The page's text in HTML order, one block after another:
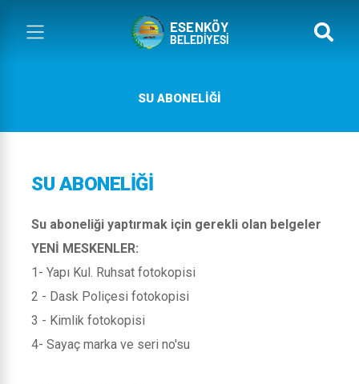
SU ABONELİĞİ
SU ABONELİĞİ
Su aboneliği yaptırmak için gerekli olan belgeler
YENİ MESKENLER:
1- Yapı Kul. Ruhsat fotokopisi
2 - Dask Poliçesi fotokopisi
3 - Kimlik fotokopisi
4- Sayaç marka ve seri no'su